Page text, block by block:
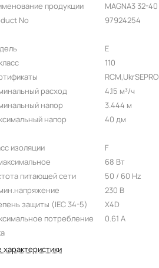
продукции
No
MAGNA3 32-40
97924254
расход
напор
напор
E
110
RCM,UkrSEPRO
4.15 м³/ч
3.444 м
40 дм
изоляции
питающей сети
защиты (IEC 34-5)
потребление
F
68 Вт
50 / 60 Hz
230 В
X4D
0.61 A
характеристики